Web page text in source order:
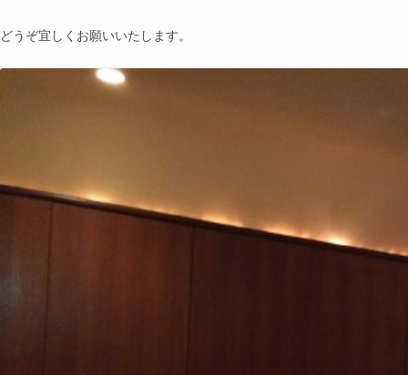
どうぞ宜しくお願いいたします。